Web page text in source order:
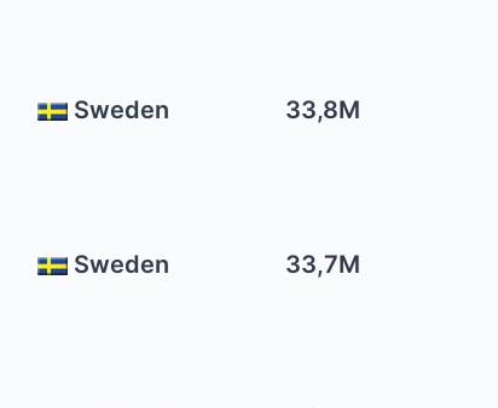
Sweden 33,8M
Sweden 33,7M